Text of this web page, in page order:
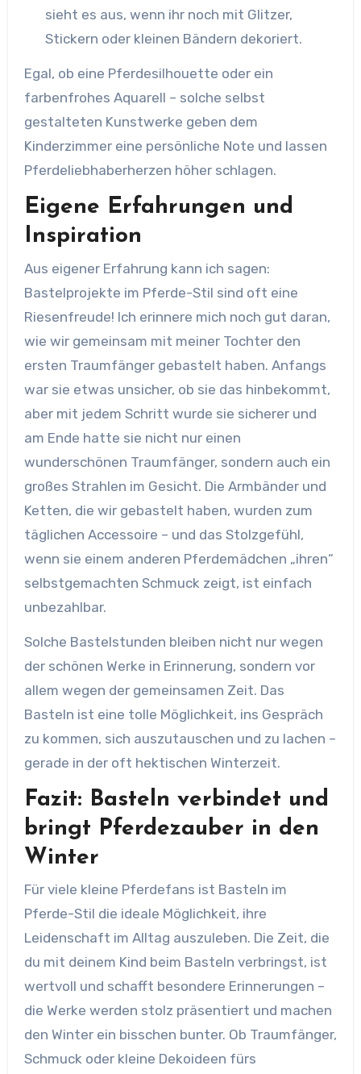
sieht es aus, wenn ihr noch mit Glitzer,
Stickern oder kleinen Bändern dekoriert.
Egal, ob eine Pferdesilhouette oder ein
farbenfrohes Aquarell – solche selbst
gestalteten Kunstwerke geben dem
Kinderzimmer eine persönliche Note und lassen
Pferdeliebhaberherzen höher schlagen.
Eigene Erfahrungen und
Inspiration
Aus eigener Erfahrung kann ich sagen:
Bastelprojekte im Pferde-Stil sind oft eine
Riesenfreude! Ich erinnere mich noch gut daran,
wie wir gemeinsam mit meiner Tochter den
ersten Traumfänger gebastelt haben. Anfangs
war sie etwas unsicher, ob sie das hinbekommt,
aber mit jedem Schritt wurde sie sicherer und
am Ende hatte sie nicht nur einen
wunderschönen Traumfänger, sondern auch ein
großes Strahlen im Gesicht. Die Armbänder und
Ketten, die wir gebastelt haben, wurden zum
täglichen Accessoire – und das Stolzgefühl,
wenn sie einem anderen Pferdemädchen „ihren“
selbstgemachten Schmuck zeigt, ist einfach
unbezahlbar.
Solche Bastelstunden bleiben nicht nur wegen
der schönen Werke in Erinnerung, sondern vor
allem wegen der gemeinsamen Zeit. Das
Basteln ist eine tolle Möglichkeit, ins Gespräch
zu kommen, sich auszutauschen und zu lachen –
gerade in der oft hektischen Winterzeit.
Fazit: Basteln verbindet und
bringt Pferdezauber in den
Winter
Für viele kleine Pferdefans ist Basteln im
Pferde-Stil die ideale Möglichkeit, ihre
Leidenschaft im Alltag auszuleben. Die Zeit, die
du mit deinem Kind beim Basteln verbringst, ist
wertvoll und schafft besondere Erinnerungen –
die Werke werden stolz präsentiert und machen
den Winter ein bisschen bunter. Ob Traumfänger,
Schmuck oder kleine Dekoideen fürs